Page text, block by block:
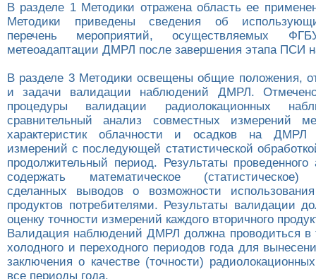
В разделе 1 Методики отражена область ее
Методики приведены сведения об
перечень мероприятий, осуществляемых
метеоадаптации ДМРЛ после завершения этапа ПСИ
В разделе 3 Методики освещены общие положения,
и задачи валидации наблюдений ДМРЛ.
процедуры валидации радиолокационных
сравнительный анализ совместных измерений
характеристик облачности и осадков на ДМРЛ
измерений с последующей статистической
продолжительный период. Результаты
содержать математическое (статистическое)
сделанных выводов о возможности
продуктов потребителями. Результаты валидации
оценку точности измерений каждого вторичного
Валидация наблюдений ДМРЛ должна проводиться в
холодного и переходного периодов года для
заключения о качестве (точности)
все периоды года.